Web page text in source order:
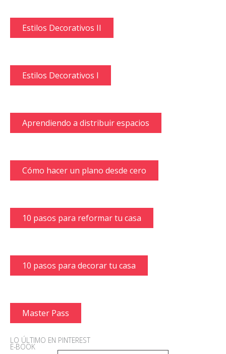
Estilos Decorativos II
Estilos Decorativos I
Aprendiendo a distribuir espacios
Cómo hacer un plano desde cero
10 pasos para reformar tu casa
10 pasos para decorar tu casa
Master Pass
LO ÚLTIMO EN PINTEREST
E-BOOK